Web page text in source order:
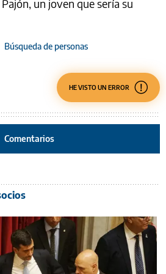
un joven que sería su
Búsqueda de personas
HE VISTO UN ERROR
Comentarios